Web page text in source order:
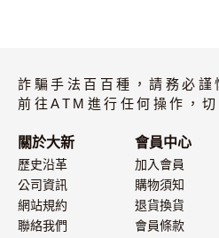
詐騙手法百百種，請務必
前往ATM進行任何操作，
關於大新
歷史沿革
公司資訊
網站規約
聯絡我們
會員中心
加入會員
購物須知
退貨換貨
會員條款